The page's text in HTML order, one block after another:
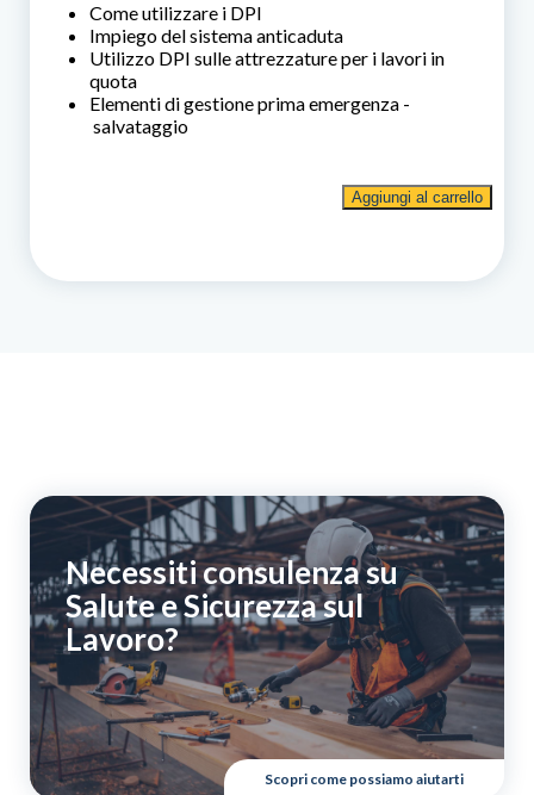
Come utilizzare i DPI
Impiego del sistema anticaduta
Utilizzo DPI sulle attrezzature per i lavori in
quota
Elementi di gestione prima emergenza -
salvataggio
Corso
addetto
categoria
quantità
Aggiungi al carrello
Necessiti consulenza su
Salute e Sicurezza sul
Lavoro?
Scopri come possiamo aiutarti